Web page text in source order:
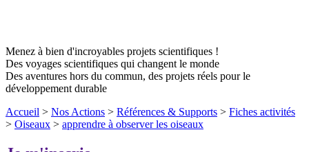
Menez à bien d'incroyables projets scientifiques !
Des voyages scientifiques qui changent le monde
Des aventures hors du commun, des projets réels pour le
développement durable
Accueil > Nos Actions > Références & Supports > Fiches activités
> Oiseaux > apprendre à observer les oiseaux